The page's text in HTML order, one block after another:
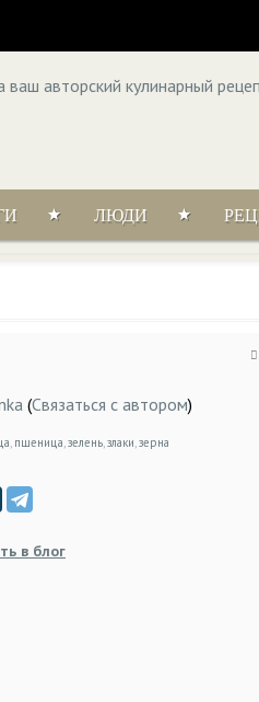
ЛЮДИ
(Связаться с автором)
, пшеница,зелень,злаки,зерна
в блог